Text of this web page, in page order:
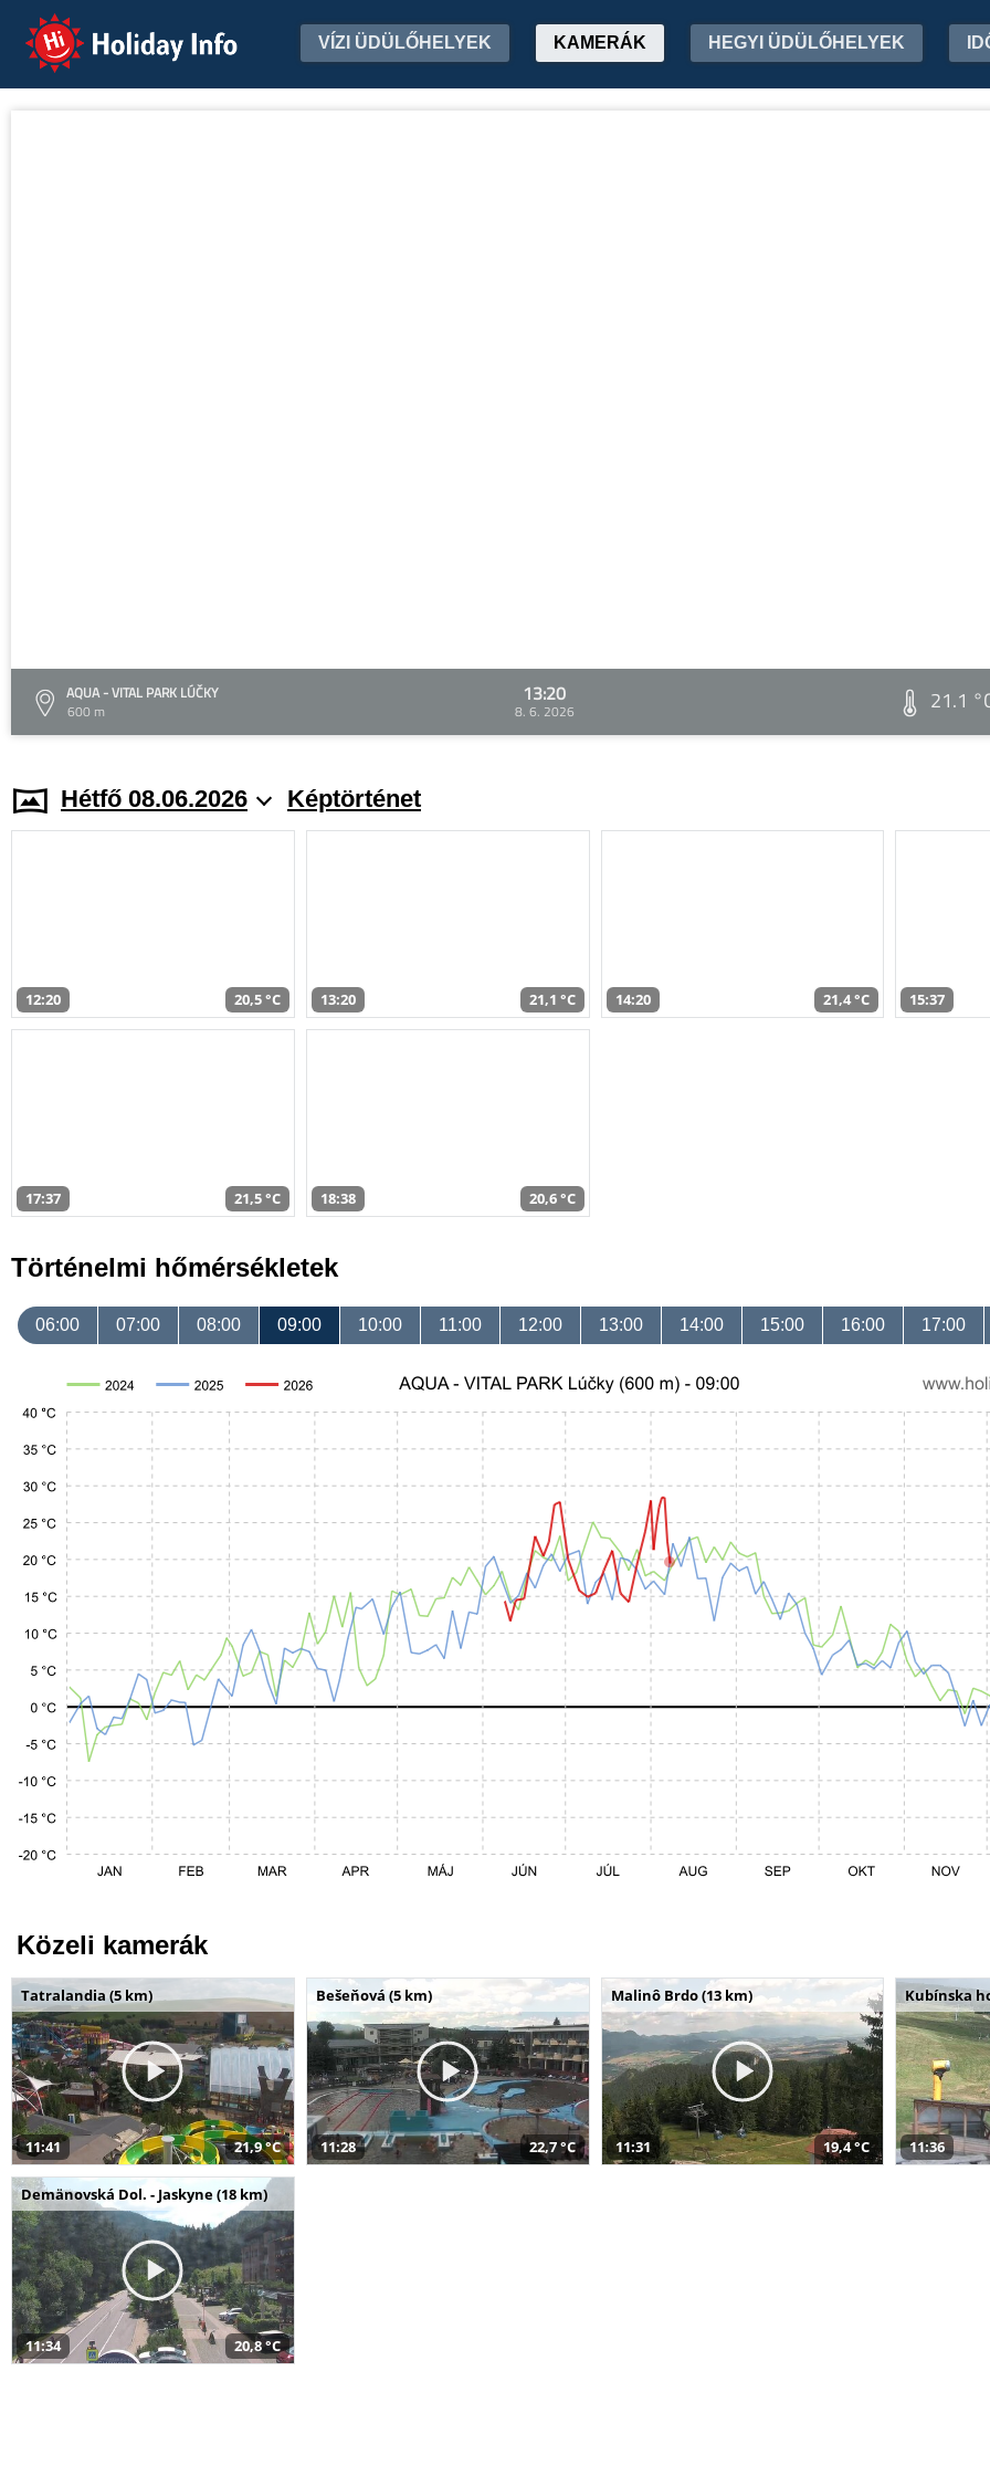
Holiday Info VÍZI ÜDÜLŐHELYEK KAMERÁK HEGYI ÜDÜLŐHELYEK
AQUA - VITAL PARK LÚČKY
600 m
13:20
8. 6. 2026 21.1
Hétfő 08.06.2026 Képtörténet
12:20 20,5 °C 13:20 21,1 °C 14:20 21,4 °C 15:37
17:37 21,5 °C 18:38 20,6 °C
Történelmi hőmérsékletek
06:00 07:00 08:00 09:00 10:00 11:00 12:00 13:00 14:00 15:00 16:00 17:00
Közeli kamerák
Tatralandia (5 km)
11:41 21,9 °C
Bešeňová (5 km)
11:28 22,7 °C
Malinô Brdo (13 km)
11:31 19,4 °C
Kubínska
11:36
Demänovská Dol. - Jaskyne (18 km)
11:34 20,8 °C